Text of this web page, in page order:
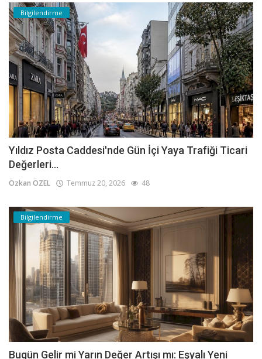
Bilgilendirme
Yıldız Posta Caddesi'nde Gün İçi Yaya Trafiği Ticari
Değerleri...
Özkan ÖZEL Temmuz 20, 2026 48
Bilgilendirme
Bugün Gelir mi Yarın Değer Artışı mı: Eşyalı Yeni